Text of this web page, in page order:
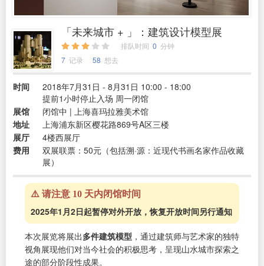
「未来城市 + 」：建筑设计模型展
排队时间 0 分钟
7 记录 58 想去
时间
2018年7月31日 - 8月31日 10:00 - 18:00
提前1小时停止入场 周一闭馆
展馆
闭馆中 | 上海喜玛拉雅美术馆
地址
上海浦东新区樱花路869号A区三楼
展厅
4楼西展厅
费用
双展联票：50元（包括溯·源：近现代书画名家作品收藏
展）
⚠️ 请注意 10 天内闭馆时间
2025年1月2日起暂停对外开放，恢复开放时间另行通知
本次展览将展出多件建筑模型 ，通过建筑师与艺术家的独特
视角展现他们对当今社会的积极思考，呈现山水城市探索之
途的部分阶段性成果。